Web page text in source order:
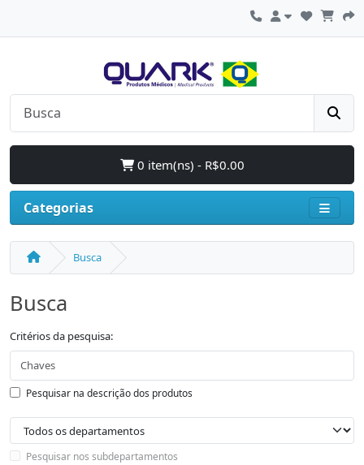
0 item(ns) - R$0.00
Categorias
Busca
Busca
Critérios da pesquisa:
Pesquisar na descrição dos produtos
Pesquisar nos subdepartamentos